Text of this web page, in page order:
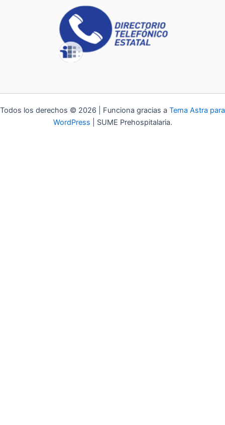
Todos los derechos © 2026 | Funciona gracias a Tema Astra para
WordPress | SUME Prehospitalaria.